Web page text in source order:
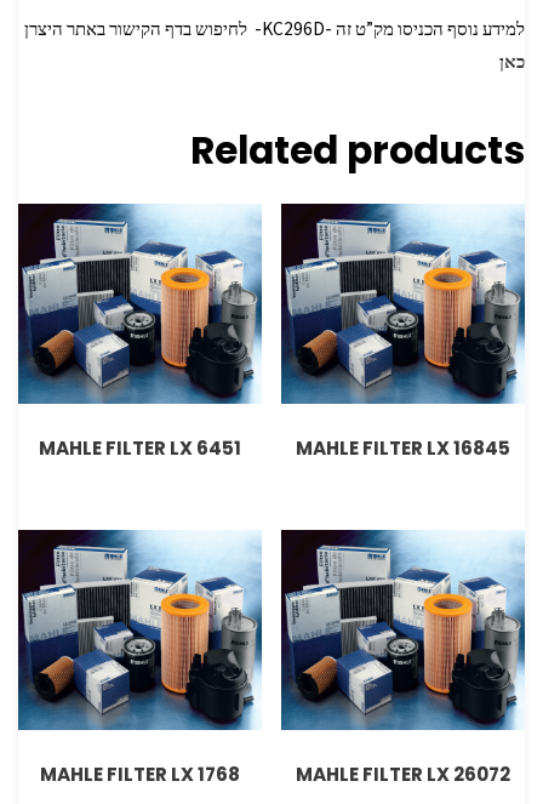
למידע נוסף הכניסו מק”ט זה -KC296D- לחיפוש בדף הקישור באתר היצרן
כאן
Related products
MAHLE FILTER LX 16845
MAHLE FILTER LX 6451
MAHLE FILTER LX 26072
MAHLE FILTER LX 1768